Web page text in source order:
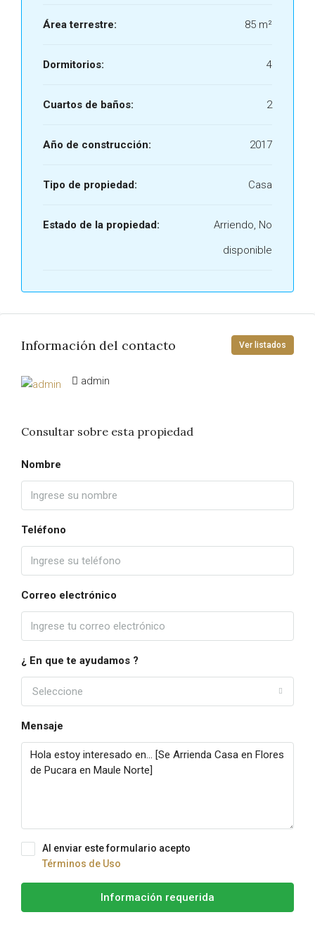
Área terrestre: 85 m²
Dormitorios: 4
Cuartos de baños: 2
Año de construcción: 2017
Tipo de propiedad: Casa
Estado de la propiedad:
Arriendo, No
disponible
Información del contacto Ver listados
admin
Consultar sobre esta propiedad
Nombre
Teléfono
Correo electrónico
¿ En que te ayudamos ?
Seleccione
Mensaje
Al enviar este formulario acepto
Términos de Uso
Información requerida